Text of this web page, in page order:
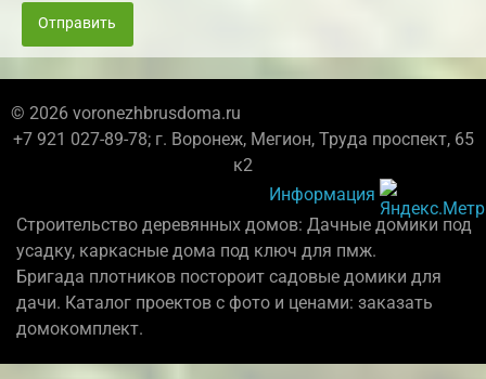
Отправить
© 2026 voronezhbrusdoma.ru
+7 921 027-89-78; г. Воронеж, Мегион, Труда проспект, 65
к2
Информация
Строительство деревянных домов: Дачные домики под
усадку, каркасные дома под ключ для пмж.
Бригада плотников постороит садовые домики для
дачи. Каталог проектов с фото и ценами: заказать
домокомплект.